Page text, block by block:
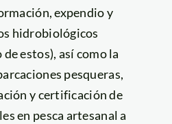
expendio y
hidrobiológicos
estos), así como la
pesqueras,
y certificación de
en pesca artesanal a